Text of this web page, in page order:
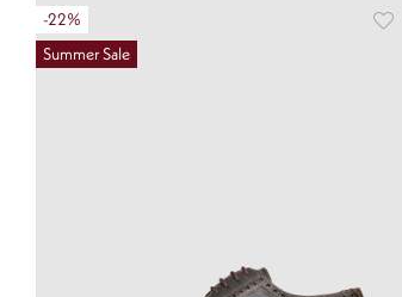
-22%
Summer Sale